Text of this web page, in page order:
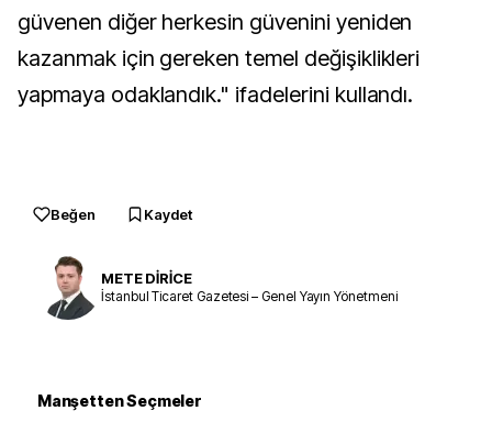
güvenen diğer herkesin güvenini yeniden
kazanmak için gereken temel değişiklikleri
yapmaya odaklandık." ifadelerini kullandı.
Beğen Kaydet
METE DİRİCE
İstanbul Ticaret Gazetesi – Genel Yayın Yönetmeni
Manşetten Seçmeler